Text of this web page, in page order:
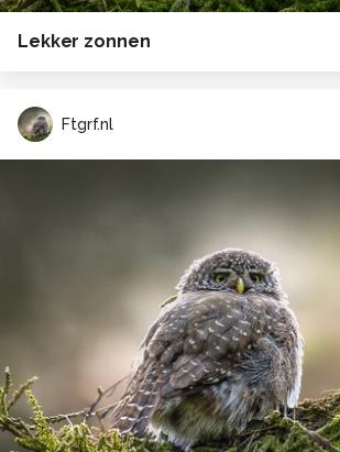
Lekker zonnen
Ftgrf.nl